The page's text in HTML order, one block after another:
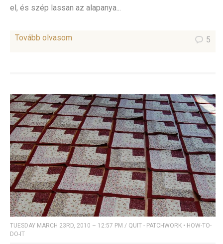
el, és szép lassan az alapanya...
Tovább olvasom 5
TUESDAY MARCH 23RD, 2010 – 12:57 PM / QUIT - PATCHWORK • HOW-TO-
DO-IT